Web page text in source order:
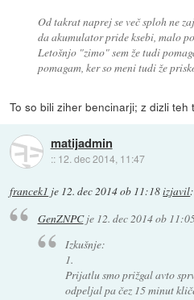
Od takrat naprej se več sploh ne
da akumulator pride ksebi, malo
Letošnjo "zimo" sem že tudi
pomagam, ker so meni tudi že
To so bili ziher bencinarji; z dizli teh
matijadmin
:: 12. dec 2014, 11:47
francek1 je 12. dec 2014 ob 11:18izjavil:
GenZNPCje 12. dec 2014 ob
Izkušnje:
1.
Prijatlu smo prižgal avto
odpeljal pa čez 15 minut